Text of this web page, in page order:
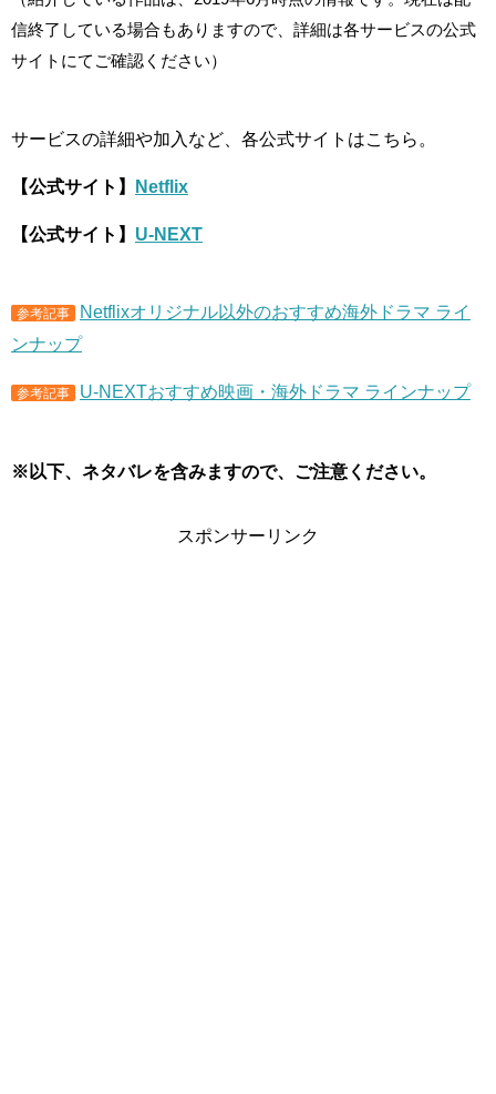
信終了している場合もありますので、詳細は各サービスの公式
サイトにてご確認ください）
サービスの詳細や加入など、各公式サイトはこちら。
【公式サイト】 Netflix
【公式サイト】 U-NEXT
参考記事
Netflixオリジナル以外のおすすめ海外ドラマ ライ
ンナップ
参考記事 U-NEXTおすすめ映画・海外ドラマ ラインナップ
※以下、ネタバレを含みますので、ご注意ください。
スポンサーリンク